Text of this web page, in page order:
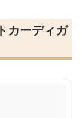
カーディガ